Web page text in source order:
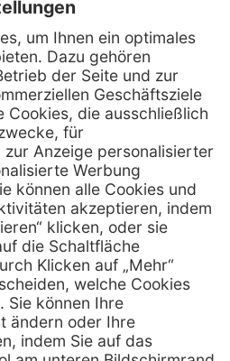
Kontakt
GmbH
Straße 7
Osnabrück
0800 - 633 43 66
@ mediquick.de
Hilfe
FAQs
Kontakt
Lob & Kritik